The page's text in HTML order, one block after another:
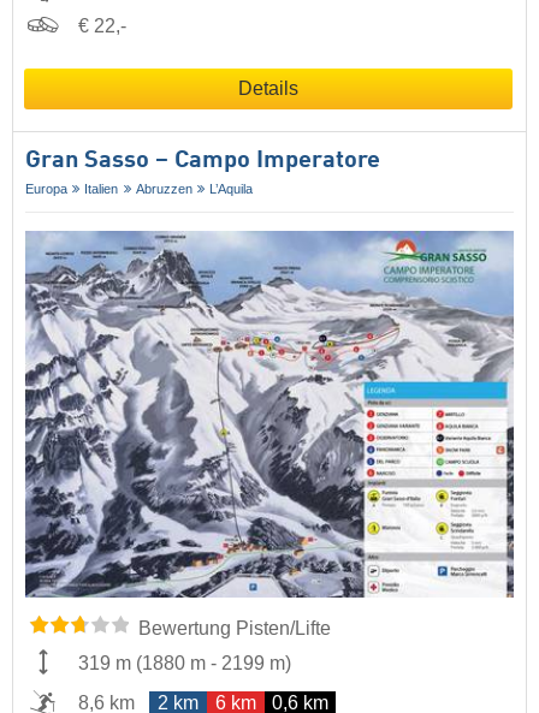
€ 22,-
Details
Gran Sasso – Campo Imperatore
Europa Italien Abruzzen L’Aquila
Bewertung Pisten/Lifte
319 m (1880 m - 2199 m)
8,6 km
2 km 6 km 0,6 km